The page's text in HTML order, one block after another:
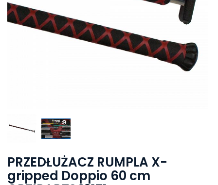
PRZEDŁUŻACZ RUMPLA X-
gripped Doppio 60 cm